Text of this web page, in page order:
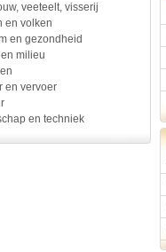
veeteelt, visserij
en volken
en gezondheid
milieu
en vervoer
en techniek